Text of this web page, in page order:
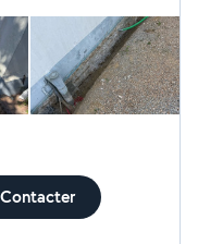
Contacter